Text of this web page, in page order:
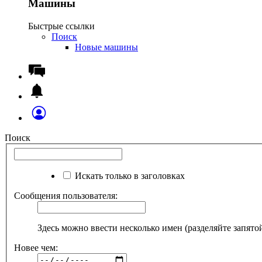
Машины
Быстрые ссылки
Поиск
Новые машины
Поиск
Искать только в заголовках
Сообщения пользователя:
Здесь можно ввести несколько имен (разделяйте
Новее чем: